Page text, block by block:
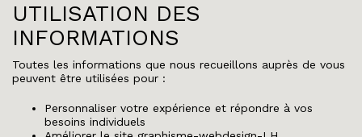
UTILISATION DES
INFORMATIONS
Toutes les informations que nous recueillons auprès de vous
peuvent être utilisées pour :
Personnaliser votre expérience et répondre à vos
besoins individuels